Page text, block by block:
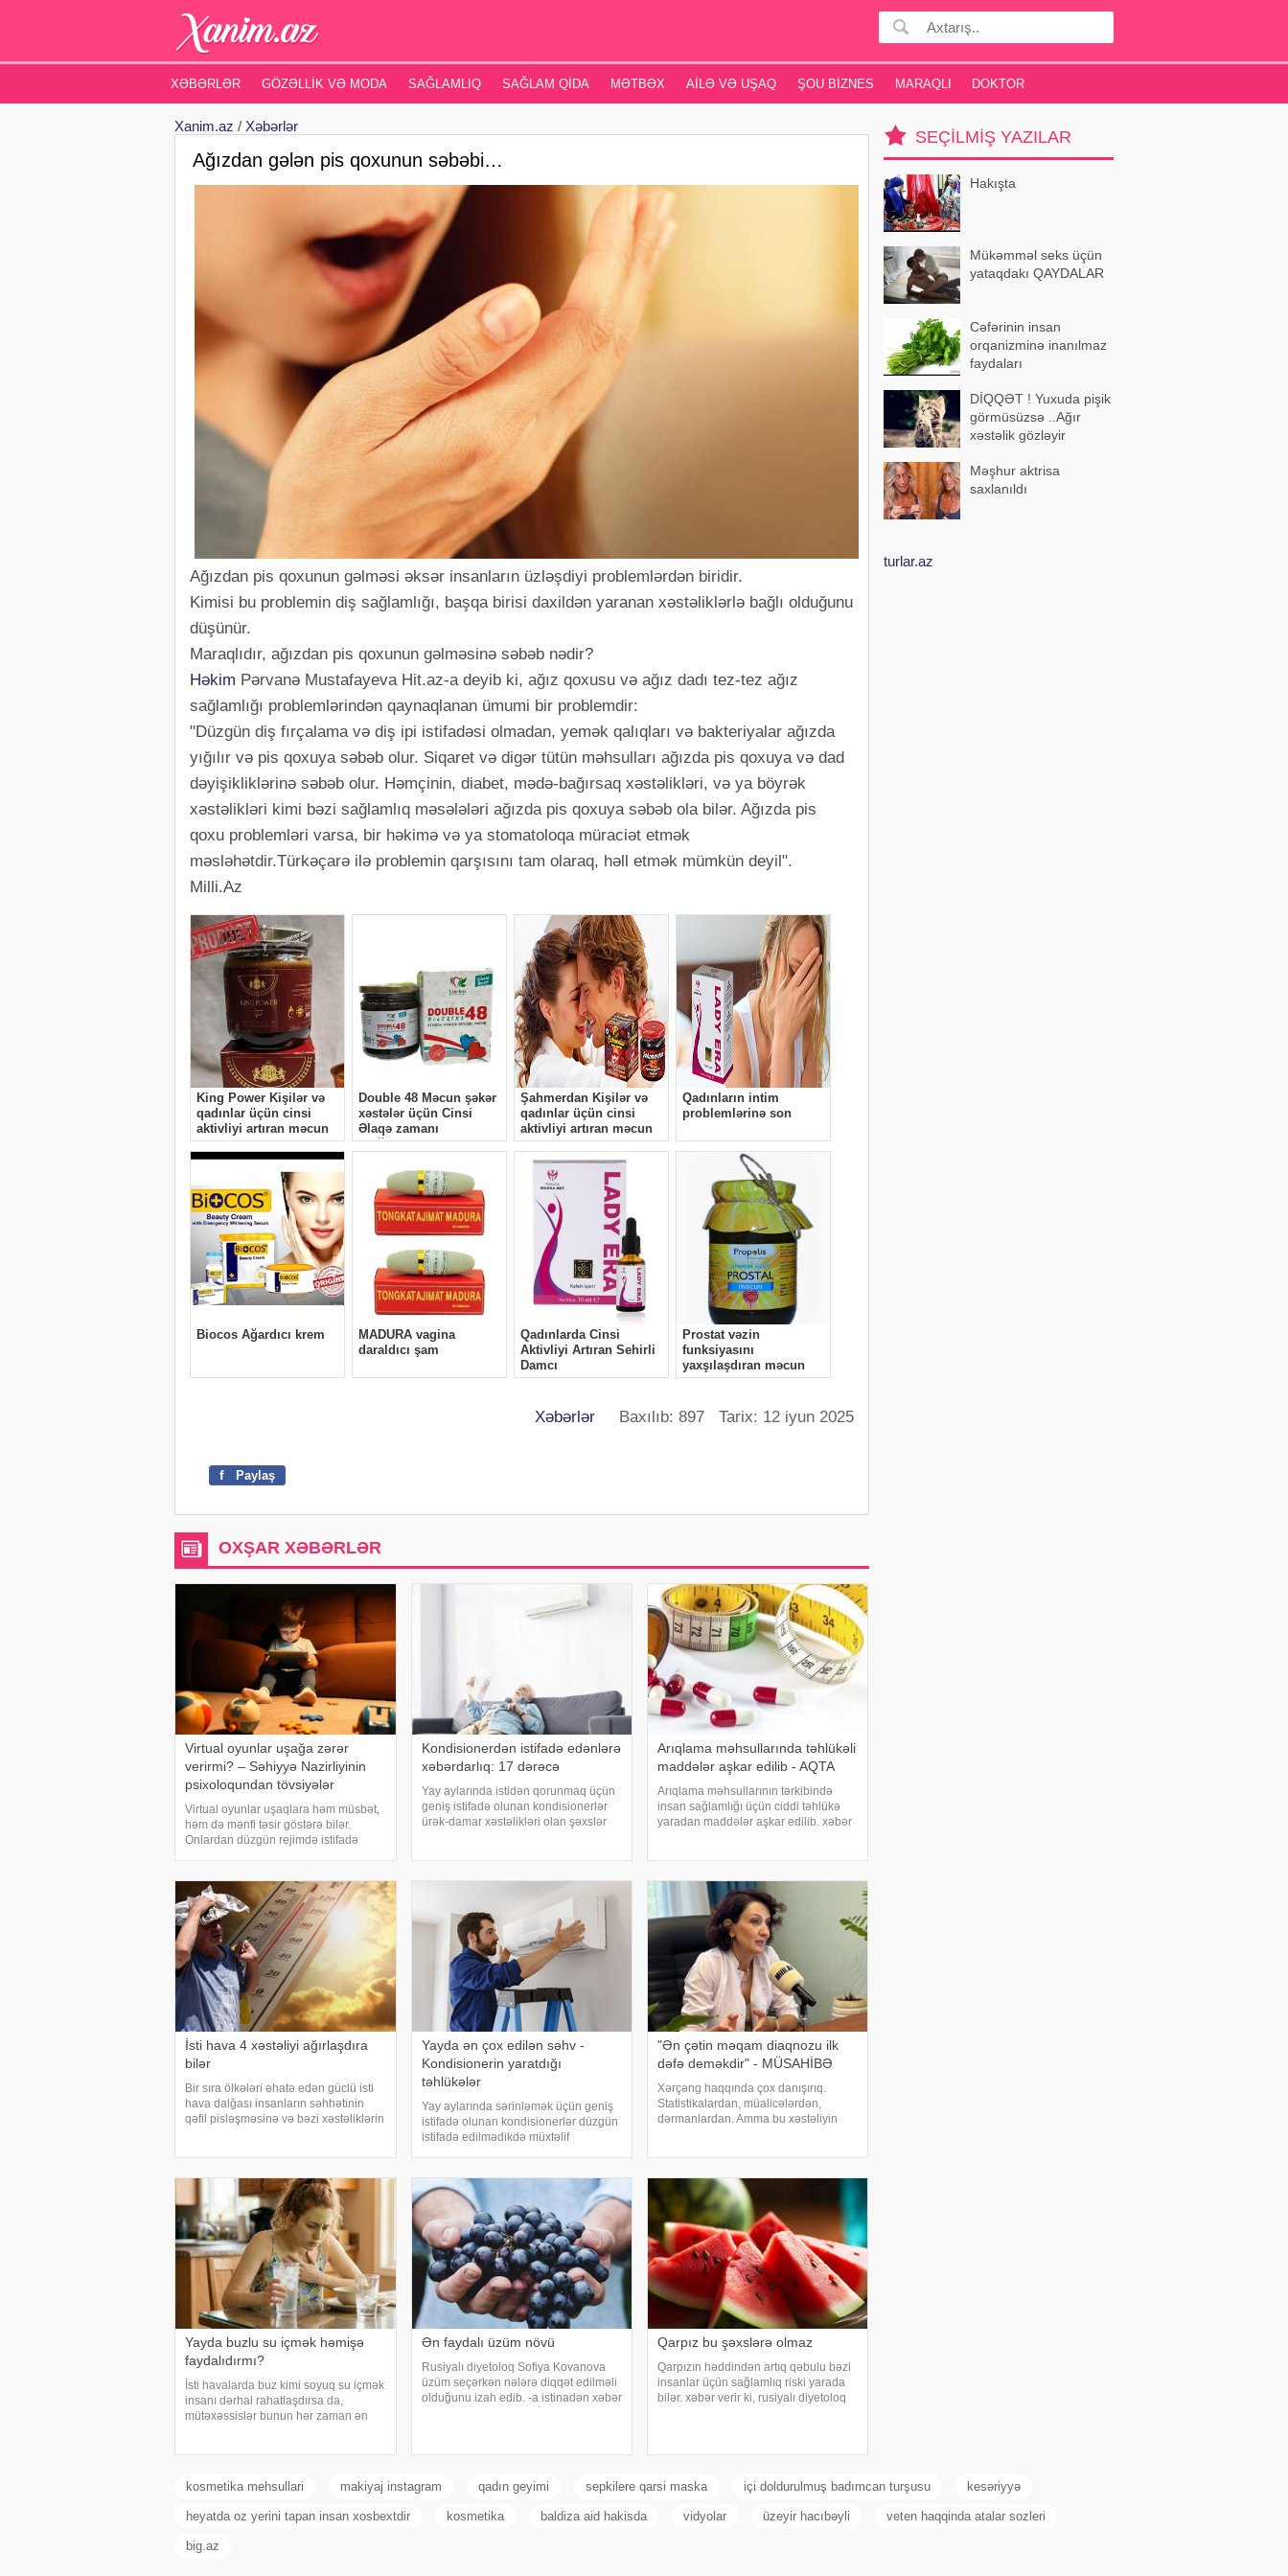
XƏBƏRLƏR GÖZƏLLIK VƏ MODA SAĞLAMLIQ SAĞLAM QIDA MƏTBƏX AILƏ VƏ UŞAQ ŞOU BIZNES MARAQLI DOKTOR
Xanim.az / Xəbərlər
Ağızdan gələn pis qoxunun səbəbi…
Ağızdan pis qoxunun gəlməsi əksər insanların üzləşdiyi problemlərdən biridir.
Kimisi bu problemin diş sağlamlığı, başqa birisi daxildən yaranan xəstəliklərlə bağlı olduğunu
düşünür.
Maraqlıdır, ağızdan pis qoxunun gəlməsinə səbəb nədir?
Həkim Pərvanə Mustafayeva Hit.az-a deyib ki, ağız qoxusu və ağız dadı tez-tez ağız
sağlamlığı problemlərindən qaynaqlanan ümumi bir problemdir:
"Düzgün diş fırçalama və diş ipi istifadəsi olmadan, yemək qalıqları və bakteriyalar ağızda
yığılır və pis qoxuya səbəb olur. Siqaret və digər tütün məhsulları ağızda pis qoxuya və dad
dəyişikliklərinə səbəb olur. Həmçinin, diabet, mədə-bağırsaq xəstəlikləri, və ya böyrək
xəstəlikləri kimi bəzi sağlamlıq məsələləri ağızda pis qoxuya səbəb ola bilər. Ağızda pis
qoxu problemləri varsa, bir həkimə və ya stomatoloqa müraciət etmək
məsləhətdir.Türkəçarə ilə problemin qarşısını tam olaraq, həll etmək mümkün deyil".
Milli.Az
Xəbərlər Baxılıb: 897 Tarix: 12 iyun 2025
f Paylaş
OXŞAR XƏBƏRLƏR
Virtual oyunlar uşağa zərər
verirmi? – Səhiyyə Nazirliyinin
psixoloqundan tövsiyələr
Virtual oyunlar uşaqlara həm müsbət,
həm də mənfi təsir göstərə bilər.
Onlardan düzgün rejimdə istifadə
psixoloji problemlərə səbəb ola bilər
Kondisionerdən istifadə edənlərə
xəbərdarlıq: 17 dərəcə
Yay aylarında istidən qorunmaq üçün
geniş istifadə olunan kondisionerlər
ürək-damar xəstəlikləri olan şəxslər
Arıqlama məhsullarında təhlükəli
maddələr aşkar edilib - AQTA
Arıqlama məhsullarının tərkibində
insan sağlamlığı üçün ciddi təhlükə
yaradan maddələr aşkar edilib. xəbər
şöbəsinin müdir
İsti hava 4 xəstəliyi ağırlaşdıra
bilər
Bir sıra ölkələri əhatə edən güclü isti
hava dalğası insanların səhhətinin
qəfil pisləşməsinə və bəzi xəstəliklərin
Yayda ən çox edilən səhv -
Kondisionerin yaratdığı
təhlükələr
Yay aylarında sərinləmək üçün geniş
istifadə olunan kondisionerlər düzgün
istifadə edilmədikdə müxtəlif
dəyişiklikləri, quru hava və baxımsız
kondisionerlərd
"Ən çətin məqam diaqnozu ilk
dəfə deməkdir" - MÜSAHİBƏ
Xərçəng haqqında çox danışırıq.
Statistikalardan, müalicələrdən,
dərmanlardan. Amma bu xəstəliyin
Elə buna gör
Yayda buzlu su içmək həmişə
faydalıdırmı?
İsti havalarda buz kimi soyuq su içmək
insanı dərhal rahatlaşdırsa da,
mütəxəssislər bunun hər zaman ən
Ən faydalı üzüm növü
Rusiyalı diyetoloq Sofiya Kovanova
üzüm seçərkən nələrə diqqət edilməli
olduğunu izah edib. -a istinadən xəbər
sortlar
Qarpız bu şəxslərə olmaz
Qarpızın həddindən artıq qəbulu bəzi
insanlar üçün sağlamlıq riski yarada
bilər. xəbər verir ki, rusiyalı diyetoloq
SEÇILMIŞ YAZILAR
Hakışta
Mükəmməl seks üçün
yataqdakı QAYDALAR
Cəfərinin insan
orqanizminə inanılmaz
faydaları
DİQQƏT ! Yuxuda pişik
görmüsüzsə ..Ağır
xəstəlik gözləyir
Məşhur aktrisa
saxlanıldı
turlar.az
kosmetika mehsullari makiyaj instagram qadın geyimi sepkilere qarsi maska içi doldurulmuş badımcan turşusu kesəriyyə
heyatda oz yerini tapan insan xosbextdir kosmetika baldiza aid hakisda vidyolar üzeyir hacıbəyli veten haqqinda atalar sozleri
big.az